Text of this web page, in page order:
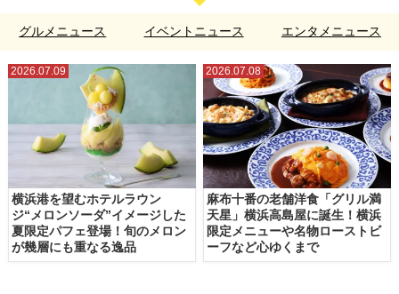
グルメニュース イベントニュース エンタメニュース
2026.07.09
横浜港を望むホテルラウン
ジ“メロンソーダ”イメージした
夏限定パフェ登場！旬のメロン
が幾層にも重なる逸品
2026.07.08
麻布十番の老舗洋食「グリル満
天星」横浜高島屋に誕生！横浜
限定メニューや名物ローストビ
ーフなど心ゆくまで